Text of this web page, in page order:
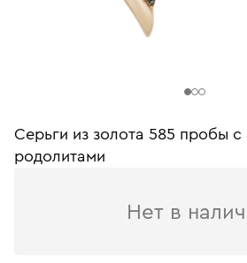
Серьги из золота 585 пробы c
родолитами
Нет в